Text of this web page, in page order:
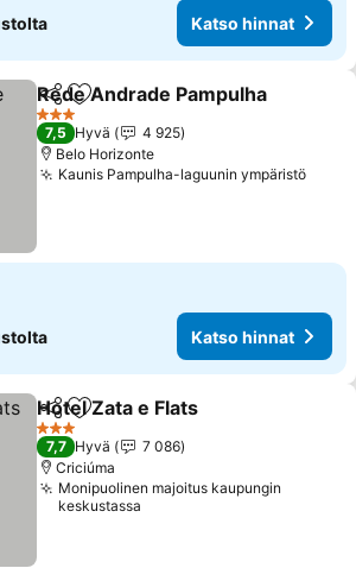
Katso hinnat
Jaa Lisää suosikkeihin
Rede Andrade Pampulha
3 Tähtiluokitus
7,5 Hyvä
4 925
Belo Horizonte
Kaunis Pampulha-laguunin ympäristö
Katso hinnat
Jaa Lisää suosikkeihin
Hotel Zata e Flats
3 Tähtiluokitus
7,7 Hyvä
7 086
Criciúma
Monipuolinen majoitus kaupungin
keskustassa